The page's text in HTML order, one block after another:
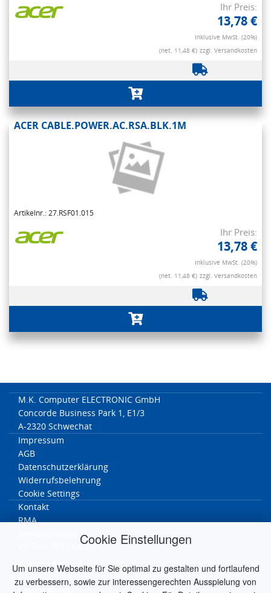
Cookie Einstellungen
Um unsere Webseite für Sie optimal zu gestalten und fortlaufend
zu verbessern, sowie zur interessengerechten Ausspielung von
Ihr Preis:
13,78 €
Inklusive MwSt. (20%)
(net. 11,48 €) zzgl. Versandkosten
ACER CABLE.POWER.AC.RSA.BLK.1M
Artikelnr.: 27.RSF01.015
Ihr Preis:
13,78 €
Inklusive MwSt. (20%)
(net. 11,48 €) zzgl. Versandkosten
M.K. Computer ELECTRONIC GmbH
Concorde Business Park 1, E1/3
A-2320 Schwechat
Impressum
AGB
Datenschutzerklärung
Widerrufsbelehrung
Cookie Settings
Kontakt
RMA
Widerrufformular
MK Worldwide
Deutschland